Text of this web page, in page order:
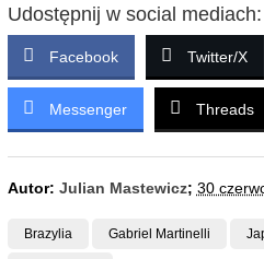
Udostępnij w social mediach:
Facebook Twitter/X
Messenger Threads
Autor: Julian Mastewicz; 30
Brazylia Gabriel Martinelli